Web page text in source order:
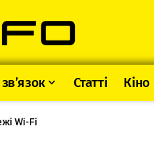
Статті Кіно
Wi-Fi